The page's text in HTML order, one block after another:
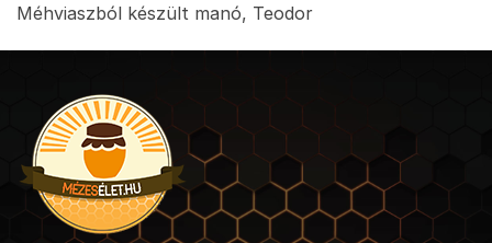
Méhviaszból készült manó, Teodor